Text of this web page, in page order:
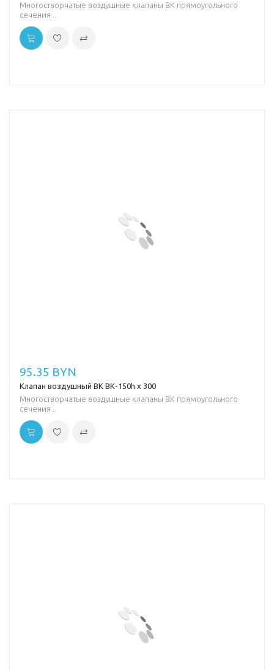
Многостворчатые воздушные клапаны ВК прямоугольного
сечения ..
95.35 BYN
Клапан воздушный ВК ВК-150h х 300
Многостворчатые воздушные клапаны ВК прямоугольного
сечения ..